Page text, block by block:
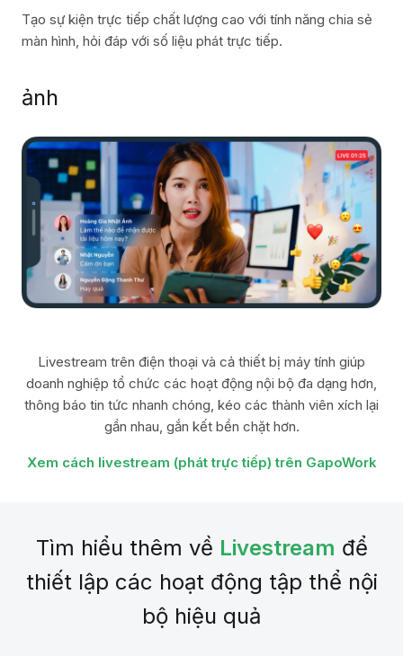
Tạo sự kiện trực tiếp chất lượng cao với tính năng chia sẻ
màn hình, hỏi đáp với số liệu phát trực tiếp.
ảnh
Livestream trên điện thoại và cả thiết bị máy tính giúp
doanh nghiệp tổ chức các hoạt động nội bộ đa dạng hơn,
thông báo tin tức nhanh chóng, kéo các thành viên xích lại
gần nhau, gắn kết bền chặt hơn.
Xem cách livestream (phát trực tiếp) trên GapoWork
Tìm hiểu thêm về Livestream để
thiết lập các hoạt động tập thể nội
bộ hiệu quả